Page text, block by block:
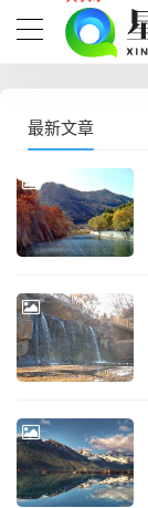
最新文章